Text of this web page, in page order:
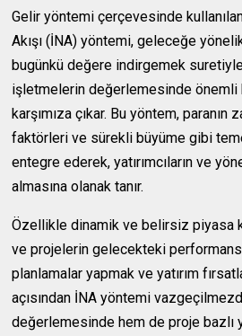
Gelir yöntemi çerçevesinde
Akışı (İNA) yöntemi, geleceğe
bugünkü değere indirgemek suretiyle
işletmelerin değerlemesinde önemli
karşımıza çıkar. Bu yöntem, paranın
faktörleri ve sürekli büyüme gibi
entegre ederek, yatırımcıların ve
almasına olanak tanır.
Özellikle dinamik ve belirsiz piyasa
ve projelerin gelecekteki
planlamalar yapmak ve yatırım
açısından İNA yöntemi
değerlemesinde hem de proje bazlı